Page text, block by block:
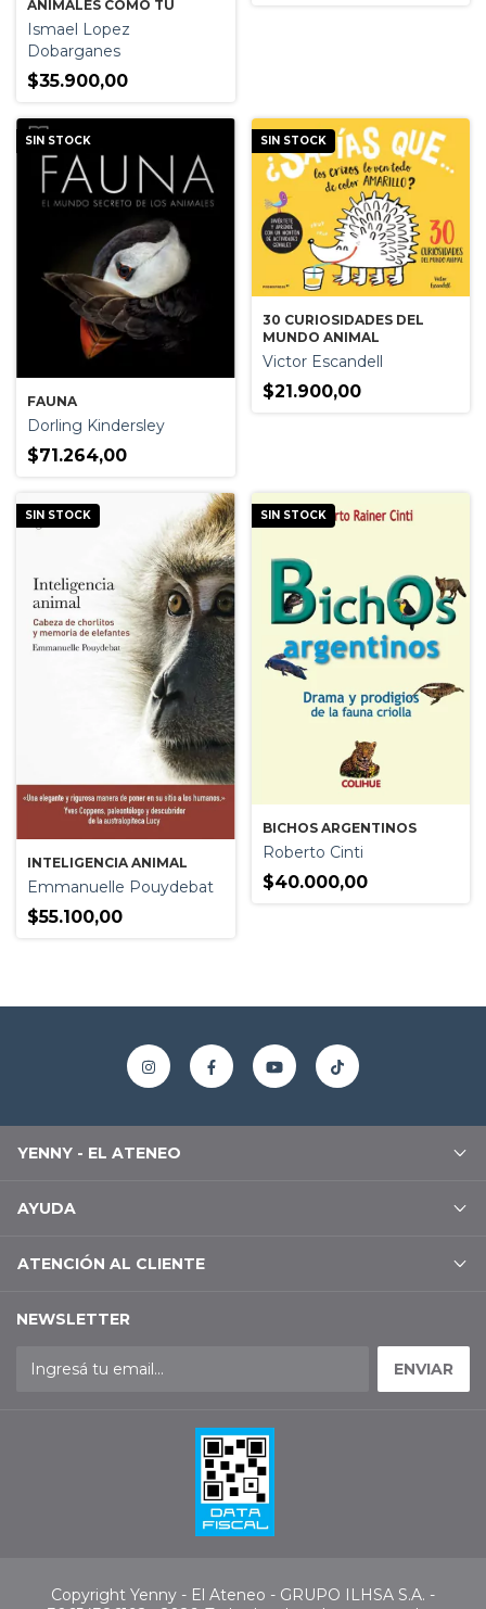
ANIMALES COMO TU
Ismael Lopez
Dobarganes
$35.900,00
SIN STOCK
FAUNA
Dorling Kindersley
$71.264,00
SIN STOCK
30 CURIOSIDADES DEL
MUNDO ANIMAL
Victor Escandell
$21.900,00
SIN STOCK
INTELIGENCIA ANIMAL
Emmanuelle Pouydebat
$55.100,00
SIN STOCK
BICHOS ARGENTINOS
Roberto Cinti
$40.000,00
YENNY - EL ATENEO
AYUDA
ATENCIÓN AL CLIENTE
NEWSLETTER
Copyright Yenny - El Ateneo - GRUPO ILHSA S.A. -